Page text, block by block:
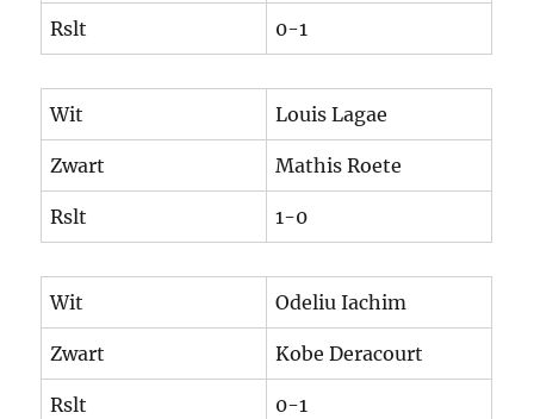
Rslt 0-1
Wit Louis Lagae
Zwart Mathis Roete
Rslt 1-0
Wit Odeliu Iachim
Zwart Kobe Deracourt
Rslt 0-1